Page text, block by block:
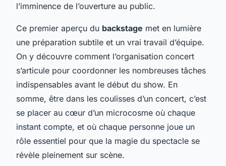
l’imminence de l’ouverture au public.
Ce premier aperçu du backstage met en lumière
une préparation subtile et un vrai travail d’équipe.
On y découvre comment l’organisation concert
s’articule pour coordonner les nombreuses tâches
indispensables avant le début du show. En
somme, être dans les coulisses d’un concert, c’est
se placer au cœur d’un microcosme où chaque
instant compte, et où chaque personne joue un
rôle essentiel pour que la magie du spectacle se
révèle pleinement sur scène.